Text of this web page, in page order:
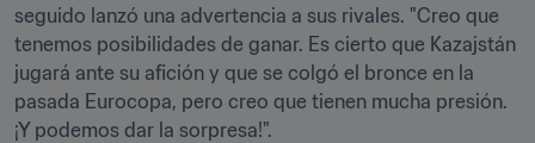
seguido lanzó una advertencia a sus rivales. "Creo que
tenemos posibilidades de ganar. Es cierto que Kazajstán
jugará ante su afición y que se colgó el bronce en la
pasada Eurocopa, pero creo que tienen mucha presión.
¡Y podemos dar la sorpresa!".